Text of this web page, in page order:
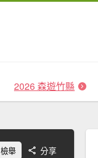
2026 森遊竹縣
檢舉 分享